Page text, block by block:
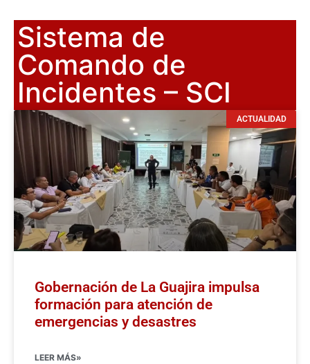
Sistema de
Comando de
Incidentes – SCI
ACTUALIDAD
Gobernación de La Guajira impulsa
formación para atención de
emergencias y desastres
LEER MÁS»